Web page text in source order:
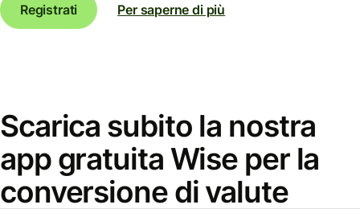
Registrati
Per saperne di più
Scarica subito la nostra
app gratuita Wise per la
conversione di valute